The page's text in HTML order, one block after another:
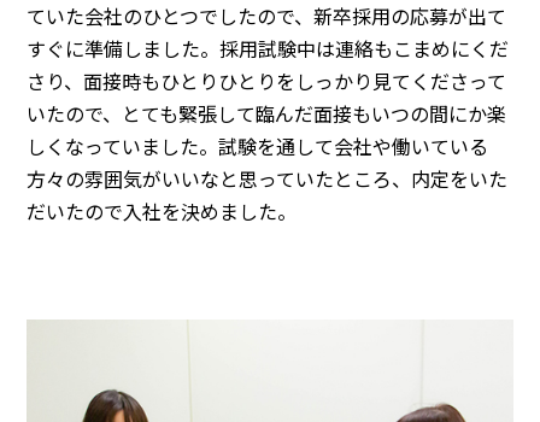
ていた会社のひとつでしたので、新卒採用の応募が出て
すぐに準備しました。採用試験中は連絡もこまめにくだ
さり、面接時もひとりひとりをしっかり見てくださって
いたので、とても緊張して臨んだ面接もいつの間にか楽
しくなっていました。試験を通して会社や働いている
方々の雰囲気がいいなと思っていたところ、内定をいた
だいたので入社を決めました。